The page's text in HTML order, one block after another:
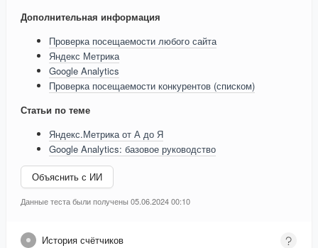
Дополнительная информация
Проверка посещаемости любого сайта
Яндекс Метрика
Google Analytics
Проверка посещаемости конкурентов (списком)
Статьи по теме
Яндекс.Метрика от А до Я
Google Analytics: базовое руководство
Объяснить с ИИ
Данные теста были получены 05.06.2024 00:10
История счётчиков